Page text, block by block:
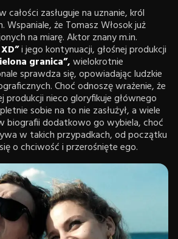
zasługuje na uznanie, król
Wspaniale, że Tomasz Włosok już
na miarę. Aktor znany m.in.
i jego kontynuacji, głośnej produkcji
granica”,wielokrotnie
sprawdza się, opowiadając ludzkie
Choć odnoszę wrażenie, że
produkcji nieco gloryfikuje głównego
sobie na to nie zasłużył, a wiele
biografii dodatkowo go wybiela, choć
w takich przypadkach, od początku
o chciwość i przerośnięte ego.